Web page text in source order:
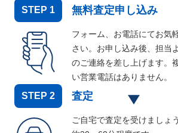
STEP 1 無料査定申し込み
フォーム、お電話にてお気
さい。お申し込み後、担当
のご連絡を差し上げます。
い営業電話はありません。
STEP 2 査定
ご自宅で査定を受けましょ